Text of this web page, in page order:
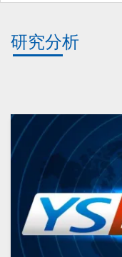
研究分析